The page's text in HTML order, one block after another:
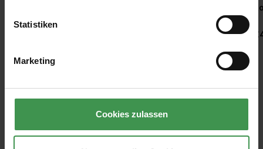
Statistiken
Marketing
Cookies zulassen